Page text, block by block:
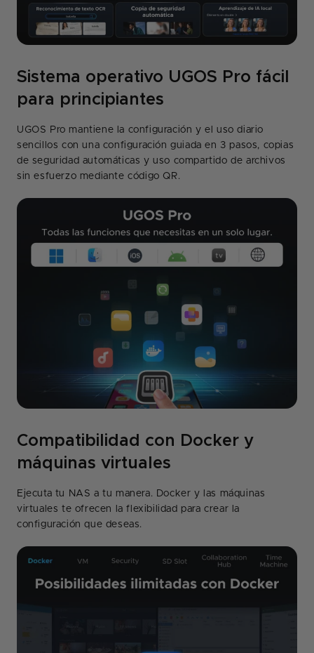
Sistema operativo UGOS Pro fácil
para principiantes
UGOS Pro mantiene la configuración y el uso diario
sencillos con una configuración guiada en 3 pasos, copias
de seguridad automáticas y uso compartido de archivos
sin esfuerzo mediante código QR.
Compatibilidad con Docker y
máquinas virtuales
Ejecuta tu NAS a tu manera. Docker y las máquinas
virtuales te ofrecen la flexibilidad para crear la
configuración que deseas.